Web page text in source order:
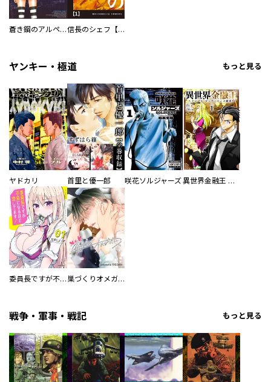
蒼き鋼のアルペジオ 信長のシェフ【単話版】
ヤンキー・極道 もっと見る
ヤドカリ 首里と優一郎 咲花ソルジャーズ 異世界金融王 ～クローネ・ゴルディオンの覇道～
委員長ですが不良になるほど恋してます！ 巣づくりオメガバース
戦争・軍事・戦記 もっと見る